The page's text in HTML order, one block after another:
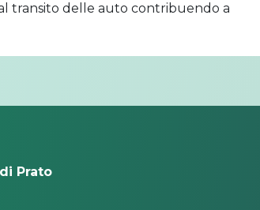
transito delle auto contribuendo a
Prato